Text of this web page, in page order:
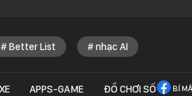
Better List nhạc AI
XE APPS-GAME ĐỒ CHƠI SỐ BÍ